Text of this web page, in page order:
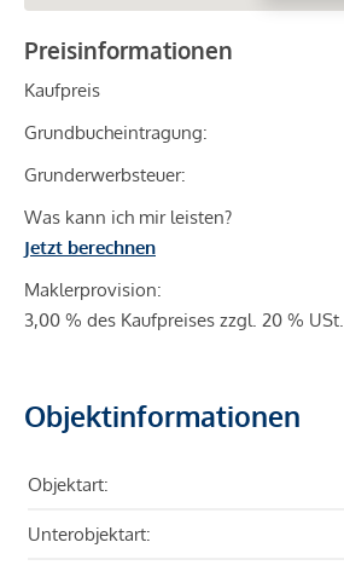
Preisinformationen
Kaufpreis
Grundbucheintragung:
Grunderwerbsteuer:
Was kann ich mir leisten?
Jetzt berechnen
Maklerprovision:
3,00 % des Kaufpreises zzgl. 20 % USt.
Objektinformationen
Objektart:
Unterobjektart: